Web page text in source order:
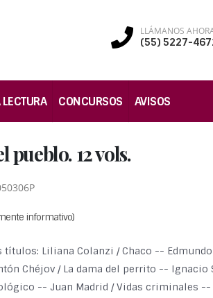
LLÁMANOS
(55) 5227-
CONCURSOS AVISOS
pueblo. 12 vols.
informativo)
Liliana Colanzi / Chaco --
Chéjov / La dama del perrito -- Ignacio
-- Juan Madrid / Vidas criminales --